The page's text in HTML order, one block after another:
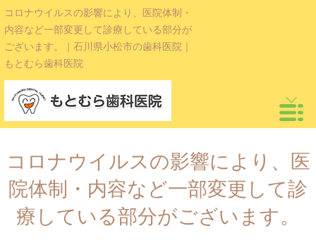
コロナウイルスの影響により、医院体制・
内容など一部変更して診療している部分が
ございます。｜石川県小松市の歯科医院｜
もとむら歯科医院
コロナウイルスの影響により、医
院体制・内容など一部変更して診
療している部分がございます。